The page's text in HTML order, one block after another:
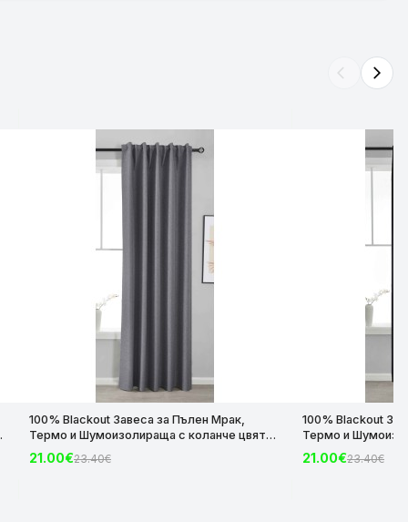
arrow_back_ios arrow_forward_ios
100% Blackout Завеса за Пълен Мрак,
Термо и Шумоизолираща с коланче цвят
Тъмно Сив, 175х140 и 245х140 за Релса и
Корниз код-2023600-008
21.00€23.40€
100% Blackout
Термо и
Черен, 175х140 и
Корниз код-
21.00€23.40€